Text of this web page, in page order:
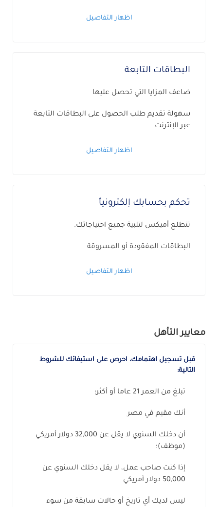
اظهار التفاصيل
البطاقات التابعة
ضاعف المزايا التي تحصل عليها
سهولة تقديم طلب الحصول على البطاقات التابعة
عبر الإنترنت
اظهار التفاصيل
تحكم بحسابك إلكترونياً
تتطلع أميكس لتلبية جميع احتياجاتك.
البطاقات المفقودة أو المسروقة
اظهار التفاصيل
معايير التأهل
قبل تسجيل اهتمامك، احرص على استيفائك للشروط
التالية:
تبلغ من العمر 21 عاما أو أكثر؛
أنك مقيم في مصر
أن دخلك السنوي لا يقل عن 32,000 دولار أمريكي
(موظف)؛
إذا كنت صاحب عمل، لا يقل دخلك السنوي عن
50,000 دولار أمريكي
ليس لديك أي تاريخ أو حالات سابقة من سوء